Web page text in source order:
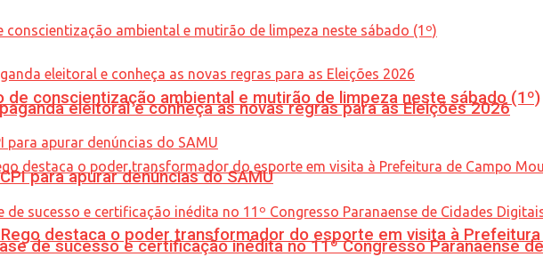
de conscientização ambiental e mutirão de limpeza neste sábado (1º)
destaca o poder transformador do esporte em visita à
eleitoral e conheça as novas regras para as Eleições 2026
para apurar denúncias do SAMU
de sucesso e certificação inédita no 11º Congresso Paranaense